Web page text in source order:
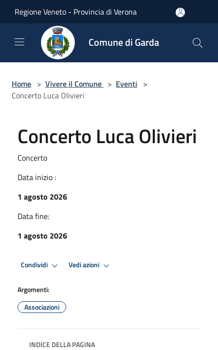
Regione Veneto - Provincia di Verona
Comune di Garda
Home > Vivere il Comune > Eventi >
Concerto Luca Olivieri
Concerto Luca Olivieri
Concerto
Data inizio :
1 agosto 2026
Data fine:
1 agosto 2026
Condividi Vedi azioni
Argomenti:
Associazioni
INDICE DELLA PAGINA